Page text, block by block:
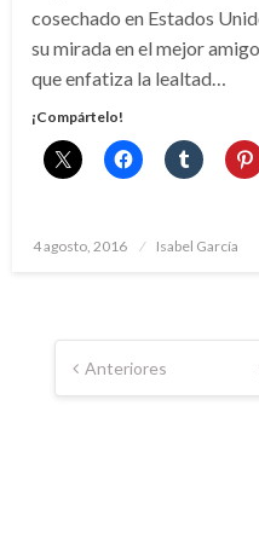
cosechado en Estados
su mirada en el mejor
que enfatiza la lealtad…
¡Compártelo!
Publicado
4 agosto, 2016 Isabel García
Paginación
de
entradas
Anteriores